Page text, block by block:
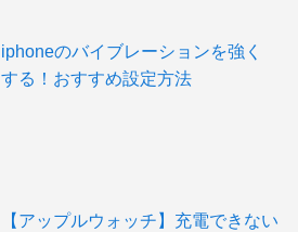
iphoneのバイブレーションを強く
する！おすすめ設定方法
【アップルウォッチ】充電できない